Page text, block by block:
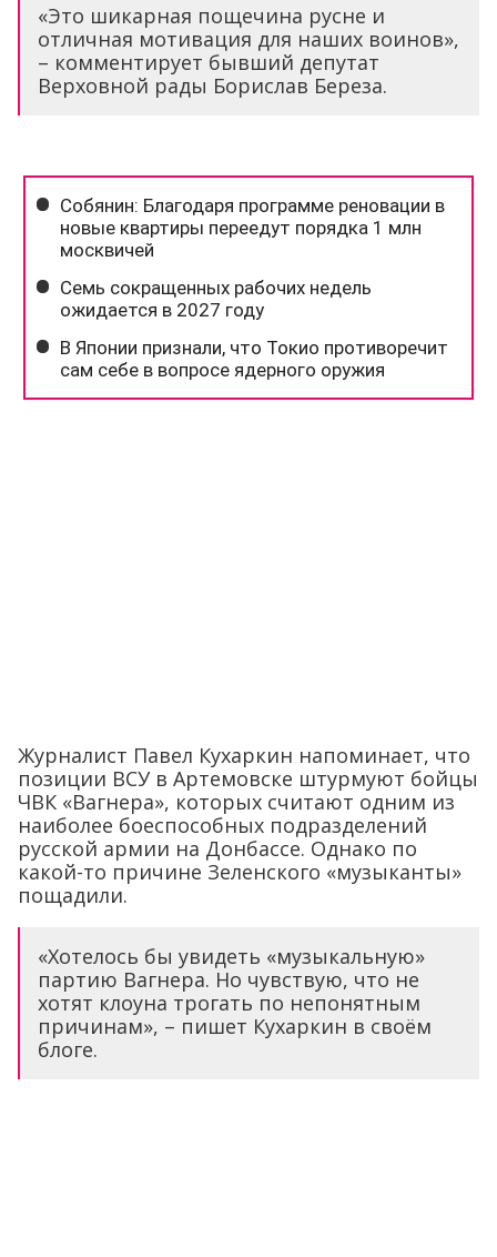
«Это шикарная пощечина русне и
отличная мотивация для наших воинов»,
– комментирует бывший депутат
Верховной рады Борислав Береза.
Журналист Павел Кухаркин напоминает, что
позиции ВСУ в Артемовске штурмуют бойцы
ЧВК «Вагнера», которых считают одним из
наиболее боеспособных подразделений
русской армии на Донбассе. Однако по
какой-то причине Зеленского «музыканты»
пощадили.
«Хотелось бы увидеть «музыкальную»
партию Вагнера. Но чувствую, что не
хотят клоуна трогать по непонятным
причинам», – пишет Кухаркин в своём
блоге.